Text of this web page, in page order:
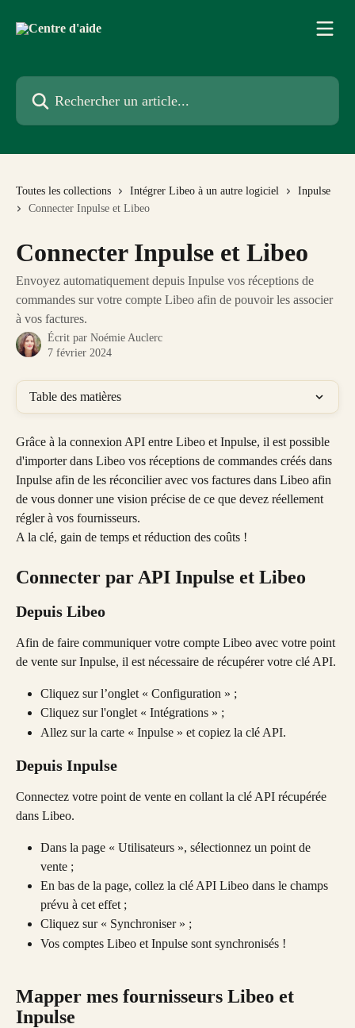
Rechercher un article...
Toutes les collections Intégrer Libeo à un autre logiciel
Inpulse
Connecter Inpulse et Libeo
Connecter Inpulse et Libeo
Envoyez automatiquement depuis Inpulse vos réceptions de
commandes sur votre compte Libeo afin de pouvoir les associer
à vos factures.
Écrit par Noémie Auclerc
7 février 2024
Table des matières
Grâce à la connexion API entre Libeo et Inpulse, il est possible
d'importer dans Libeo vos réceptions de commandes créés dans
Inpulse afin de les réconcilier avec vos factures dans Libeo afin
de vous donner une vision précise de ce que devez réellement
régler à vos fournisseurs.
A la clé, gain de temps et réduction des coûts !
Connecter par API Inpulse et Libeo
Depuis Libeo
Afin de faire communiquer votre compte Libeo avec votre point
de vente sur Inpulse, il est nécessaire de récupérer votre clé API.
Cliquez sur l’onglet « Configuration » ;
Cliquez sur l'onglet « Intégrations » ;
Allez sur la carte « Inpulse » et copiez la clé API.
Depuis Inpulse
Connectez votre point de vente en collant la clé API récupérée
dans Libeo.
Dans la page « Utilisateurs », sélectionnez un point de
vente ;
En bas de la page, collez la clé API Libeo dans le champs
prévu à cet effet ;
Cliquez sur « Synchroniser » ;
Vos comptes Libeo et Inpulse sont synchronisés !
Mapper mes fournisseurs Libeo et
Inpulse